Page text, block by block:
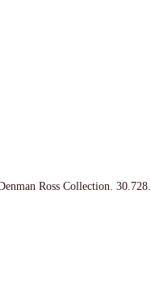
Ross Collection. 30.728.